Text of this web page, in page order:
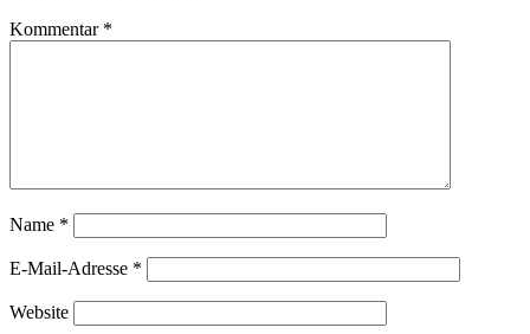
Kommentar *
Name *
E-Mail-Adresse *
Website